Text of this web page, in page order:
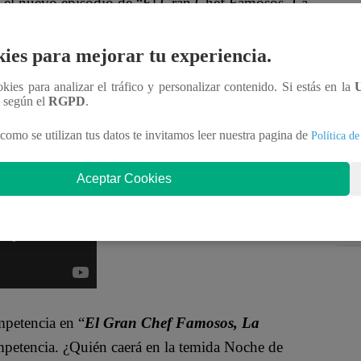
la vajilla correcta para servir la sopa a la
que sirve para segundo. “Cancha, ¿esto es para
cachetadón a este chibolo. ¿Cómo no va a saber
para segundo?”, dijo exasperada Canchita.
en “El Gran Chef Famosos, La
. ¿Quién caerá en la temida Noche de
para mejorar tu experiencia.
para analizar el tráfico y personalizar contenido. Si estás en la
según el RGPD.
se utilizan tus datos te invitamos leer nuestra pagina de Política
Aceptar Cookies